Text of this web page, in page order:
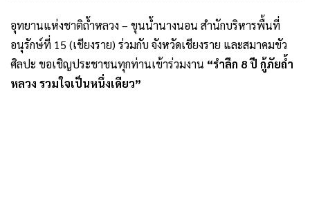
อุทยานแห่งชาติถ้ำหลวง – ขุนน้ำนางนอน สำนักบริหารพื้นที่
อนุรักษ์ที่ 15 (เชียงราย) ร่วมกับ จังหวัดเชียงราย และสมาคมขัว
ศิลปะ ขอเชิญประชาชนทุกท่านเข้าร่วมงาน “รำลึก 8 ปี กู้ภัยถ้ำ
หลวง รวมใจเป็นหนึ่งเดียว”